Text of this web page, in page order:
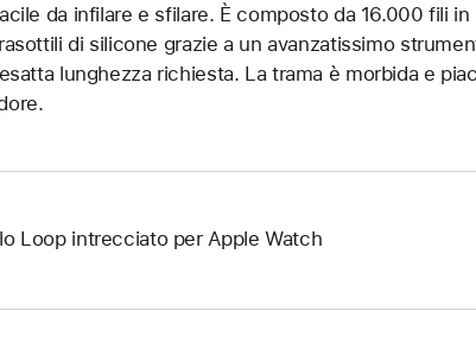
da infilare e sfilare. È composto da 16.000 fili
di silicone grazie a un avanzatissimo
lunghezza richiesta. La trama è morbida e
Loop intrecciato per Apple Watch